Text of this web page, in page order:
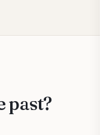
past?